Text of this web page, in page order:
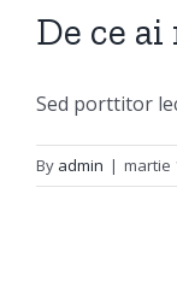
De ce
Sed porttitor
By admin | martie